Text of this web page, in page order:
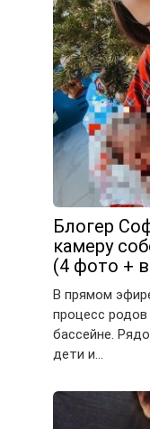
Блогер
камеру
(4 фото +
В прямом
процесс
бассейне.
дети и…